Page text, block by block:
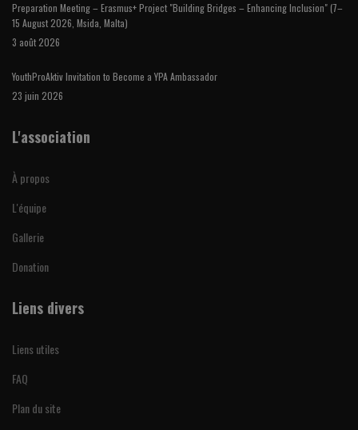
Preparation Meeting – Erasmus+ Project "Building Bridges – Enhancing Inclusion" (7–
15 August 2026, Msida, Malta)
3 août 2026
YouthProAktiv Invitation to Become a YPA Ambassador
23 juin 2026
L'association
À propos
L'équipe
Gallerie
Donation
Liens divers
Liens utiles
FAQ
Plan du site